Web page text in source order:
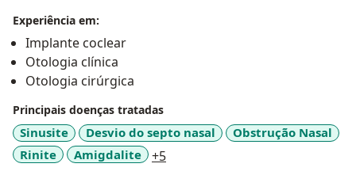
Experiência em:
Implante coclear
Otologia clínica
Otologia cirúrgica
Principais doenças tratadas
Sinusite Desvio do septo nasal
Obstrução Nasal
Rinite
Amigdalite +5a11y_sr_more_diseases